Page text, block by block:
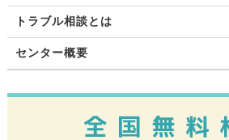
トラブル相談とは
センター概要